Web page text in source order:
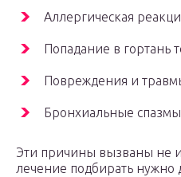
Аллергическая
Попадание в гортань
Повреждения и
Бронхиальные
Эти причины вызваны не
лечение подбирать нужно